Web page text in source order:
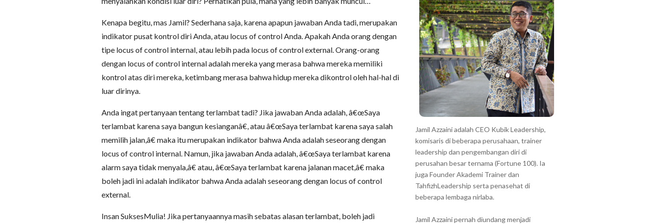
Kenapa begitu, mas Jamil? Sederhana saja, karena apapun jawaban Anda tadi, merupakan
indikator pusat kontrol diri Anda, atau locus of control Anda. Apakah Anda orang dengan
tipe locus of control internal, atau lebih pada locus of control external. Orang-orang
dengan locus of control internal adalah mereka yang merasa bahwa mereka memiliki
kontrol atas diri mereka, ketimbang merasa bahwa hidup mereka dikontrol oleh hal-hal di
luar dirinya.
Anda ingat pertanyaan tentang terlambat tadi? Jika jawaban Anda adalah, â€œSaya
terlambat karena saya bangun kesianganâ€, atau â€œSaya terlambat karena saya salah
memilih jalan,â€ maka itu merupakan indikator bahwa Anda adalah seseorang dengan
locus of control internal. Namun, jika jawaban Anda adalah, â€œSaya terlambat karena
alarm saya tidak menyala,â€ atau, â€œSaya terlambat karena jalanan macet,â€ maka
boleh jadi ini adalah indikator bahwa Anda adalah seseorang dengan locus of control
external.
Insan SuksesMulia! Jika pertanyaannya masih sebatas alasan terlambat, boleh jadi
Jamil Azzaini adalah CEO Kubik Leadership,
komisaris di beberapa perusahaan, trainer
leadership dan pengembangan diri di
perusahan besar ternama (Fortune 100). Ia
juga Founder Akademi Trainer dan
TahfizhLeadership serta penasehat di
beberapa lembaga nirlaba.
Jamil Azzaini pernah diundang menjadi